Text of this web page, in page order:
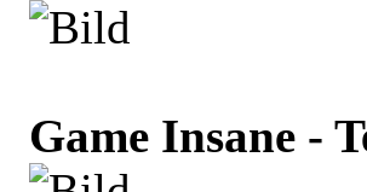
Game Insane -